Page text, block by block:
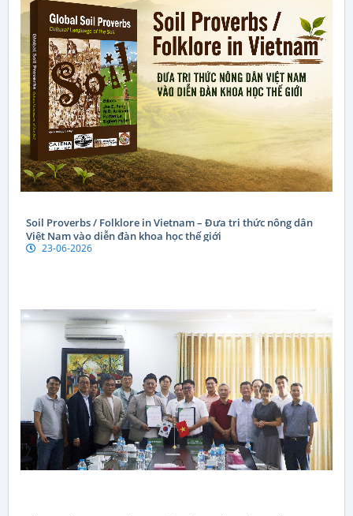
Soil Proverbs / Folklore in Vietnam – Đưa tri thức nông dân
Việt Nam vào diễn đàn khoa học thế giới
23-06-2026